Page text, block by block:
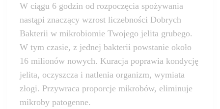
W ciągu 6 godzin od rozpoczęcia spożywania
nastąpi znaczący wzrost liczebności Dobrych
Bakterii w mikrobiomie Twojego jelita grubego.
W tym czasie, z jednej bakterii powstanie około
16 milionów nowych. Kuracja poprawia kondycję
jelita, oczyszcza i natlenia organizm, wymiata
złogi. Przywraca proporcje mikrobów, eliminuje
mikroby patogenne.